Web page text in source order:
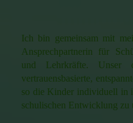
Ich bin gemeinsam mit
Ansprechpartnerin für
und Lehrkräfte.
vertrauensbasierte,
so die Kinder individuell in
schulischen Entwicklung zu